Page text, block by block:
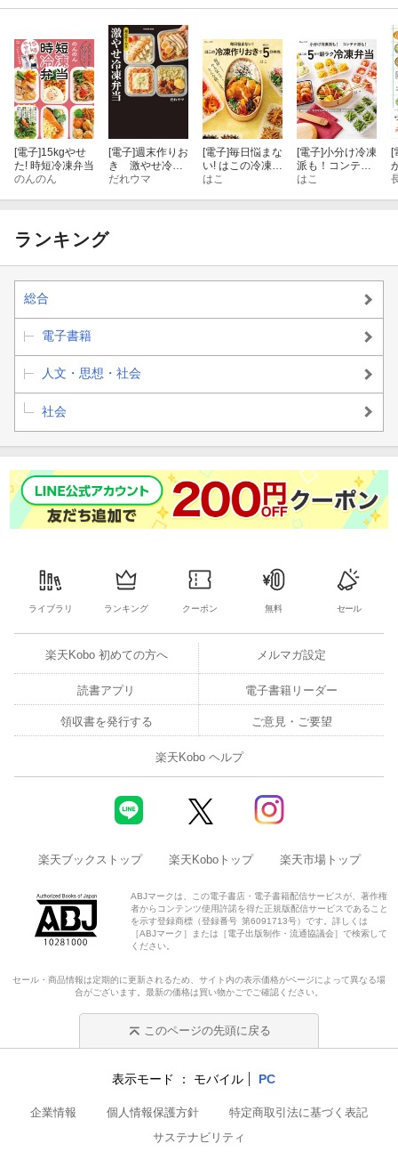
[電子]15kgやせ
た! 時短冷凍弁当
のんのん
[電子]週末作りお
き 激やせ冷凍
弁当 購入者W
だれウマ式HIIT
だれウマ
[電子]毎日悩まな
い! はこの冷凍作
りおきで朝ラク
はこ
[電子]小分け冷凍
派も！コンテナ
派も！ はこの5
はこ
[
ランキング
総合
電子書籍
人文・思想・社会
社会
ライブラリ ランキング クーポン 無料 セール
楽天Kobo 初めての方へ メルマガ設定
読書アプリ 電子書籍リーダー
領収書を発行する ご意見・ご要望
楽天Kobo ヘルプ
楽天ブックストップ 楽天Koboトップ 楽天市場トップ
ABJマークは、この電子書店・電子書籍配信サービスが、著作権
者からコンテンツ使用許諾を得た正規版配信サービスであること
を示す登録商標（登録番号 第6091713号）です。詳しくは
［ABJマーク］または［電子出版制作・流通協議会］で検索して
ください。
セール・商品情報は定期的に更新されるため、サイト内の表示価格がページによって異なる場
合がございます。最新の価格は買い物かごでご確認ください。
このページの先頭に戻る
表示モード モバイル PC
企業情報 個人情報保護方針
特定商取引法に基づく表記
サステナビリティ